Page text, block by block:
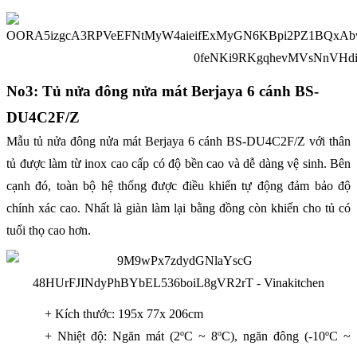
No3: Tủ nửa đông nửa mát Berjaya 6 cánh BS-
DU4C2F/Z
Mẫu tủ nửa đông nửa mát Berjaya 6 cánh BS-DU4C2F/Z với thân
tủ được làm từ inox cao cấp có độ bền cao và dễ dàng vệ sinh. Bên
cạnh đó, toàn bộ hệ thống được điều khiển tự động đảm bảo độ
chính xác cao. Nhất là giàn làm lại bằng đồng còn khiến cho tủ có
tuổi thọ cao hơn.
+ Kích thước: 195x 77x 206cm
+ Nhiệt độ: Ngăn mát (2oC ~ 8oC), ngăn đông (-10oC ~